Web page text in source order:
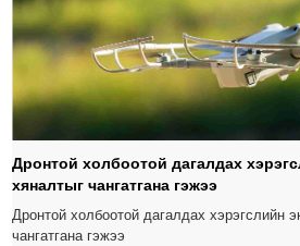
Дронтой холбоотой дагалдах
хяналтыг чангатгана гэжээ
Дронтой холбоотой дагалдах хэрэгслийн
чангатгана гэжээ